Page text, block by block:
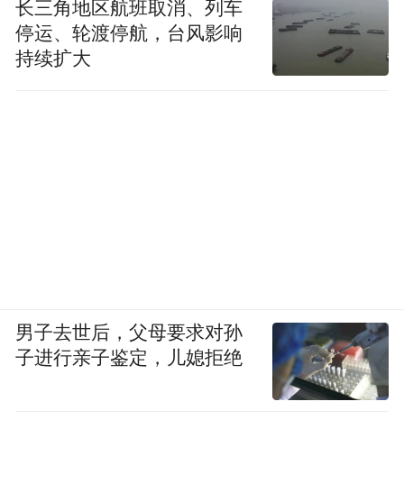
长三角地区航班取消、列车
停运、轮渡停航，台风影响
持续扩大
男子去世后，父母要求对孙
子进行亲子鉴定，儿媳拒绝